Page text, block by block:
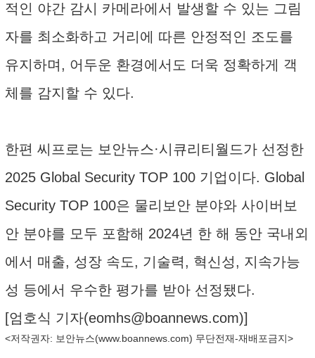
적인 야간 감시 카메라에서 발생할 수 있는 그림
자를 최소화하고 거리에 따른 안정적인 조도를
유지하며, 어두운 환경에서도 더욱 정확하게 객
체를 감지할 수 있다.
한편 씨프로는 보안뉴스·시큐리티월드가 선정한
2025 Global Security TOP 100 기업이다. Global
Security TOP 100은 물리보안 분야와 사이버보
안 분야를 모두 포함해 2024년 한 해 동안 국내외
에서 매출, 성장 속도, 기술력, 혁신성, 지속가능
성 등에서 우수한 평가를 받아 선정됐다.
[엄호식 기자(eomhs@boannews.com)]
<저작권자: 보안뉴스(www.boannews.com) 무단전재-재배포금지>